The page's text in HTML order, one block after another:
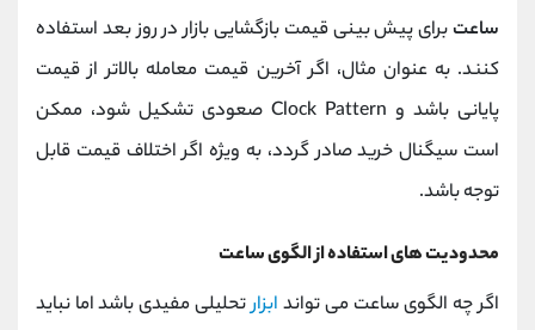
ساعتبرای پیش بینی قیمت بازگشایی بازار در روز بعد استفاده
کنند. به عنوان مثال، اگر آخرین قیمت معامله بالاتر از قیمت
پایانی باشد و Clock Pattern صعودی تشکیل شود، ممکن
است سیگنال خرید صادر گردد، به ویژه اگر اختلاف قیمت قابل
توجه باشد.
محدودیت ‌های استفاده از الگوی ساعت
اگر چه الگوی ساعت می ‌تواند ابزارتحلیلی مفیدی باشد اما نباید